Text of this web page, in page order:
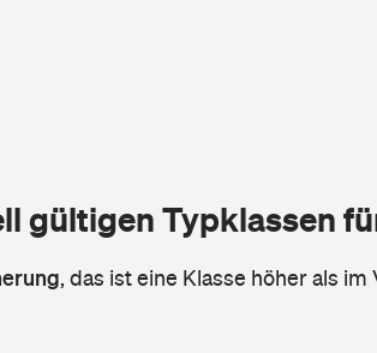
gültigen Typklassen
, das ist eine Klasse höher als im